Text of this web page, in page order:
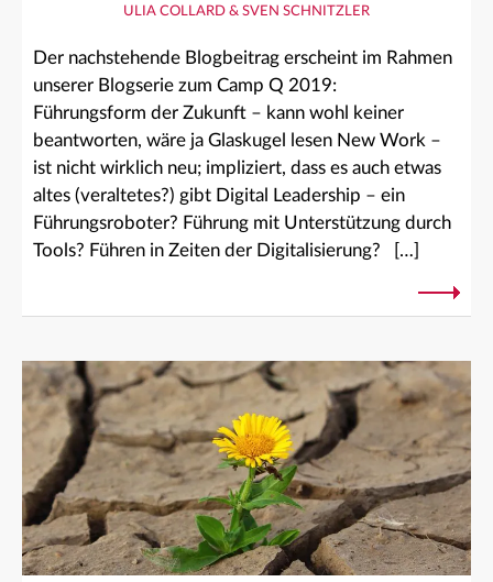
ULIA COLLARD & SVEN SCHNITZLER
Der nachstehende Blogbeitrag erscheint im Rahmen
unserer Blogserie zum Camp Q 2019:
Führungsform der Zukunft – kann wohl keiner
beantworten, wäre ja Glaskugel lesen New Work –
ist nicht wirklich neu; impliziert, dass es auch etwas
altes (veraltetes?) gibt Digital Leadership – ein
Führungsroboter? Führung mit Unterstützung durch
Tools? Führen in Zeiten der Digitalisierung? […]